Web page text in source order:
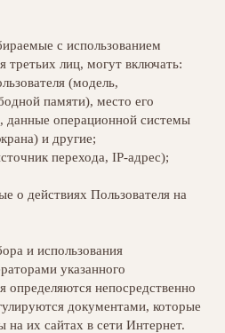
с использованием
третьих лиц, могут включать:
(модель,
памяти), место его
данные операционной системы
и другие;
перехода, IP-адрес);
о действиях Пользователя на
и использования
указанного
определяются непосредственно
документами, которые
их сайтах в сети Интернет.